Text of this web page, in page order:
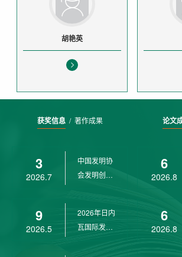
胡艳英
获奖信息/ 著作成果
3
2026.7
中国发明协
会发明创业
9
2026.5
2026年日内
瓦国际发明
论文
6
2026.8
6
2026.8